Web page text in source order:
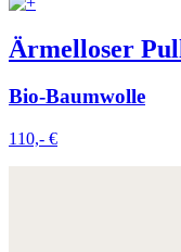
Ärmelloser
Bio-Baumwolle
110,- €